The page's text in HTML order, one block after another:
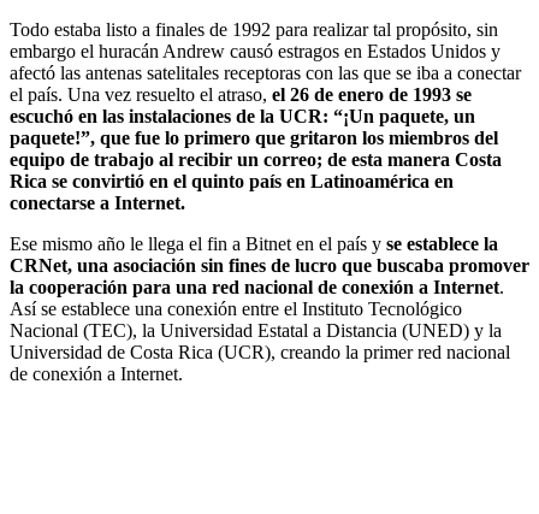
Todo estaba listo a finales de 1992 para realizar tal propósito, sin
embargo el huracán Andrew causó estragos en Estados Unidos y
afectó las antenas satelitales receptoras con las que se iba a conectar
el país. Una vez resuelto el atraso, el 26 de enero de 1993 se
escuchó en las instalaciones de la UCR: “¡Un paquete, un
paquete!”, que fue lo primero que gritaron los miembros del
equipo de trabajo al recibir un correo; de esta manera Costa
Rica se convirtió en el quinto país en Latinoamérica en
conectarse a Internet.
Ese mismo año le llega el fin a Bitnet en el país y se establece la
CRNet, una asociación sin fines de lucro que buscaba promover
la cooperación para una red nacional de conexión a Internet.
Así se establece una conexión entre el Instituto Tecnológico
Nacional (TEC), la Universidad Estatal a Distancia (UNED) y la
Universidad de Costa Rica (UCR), creando la primer red nacional
de conexión a Internet.